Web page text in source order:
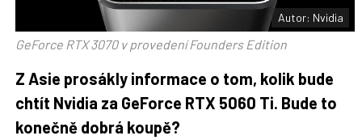
o
k
Autor: Nvidia
GeForce RTX 3070 v provedení Founders Edition
Z Asie prosákly informace o tom, kolik bude
chtít Nvidia za GeForce RTX 5060 Ti. Bude to
konečně dobrá koupě?